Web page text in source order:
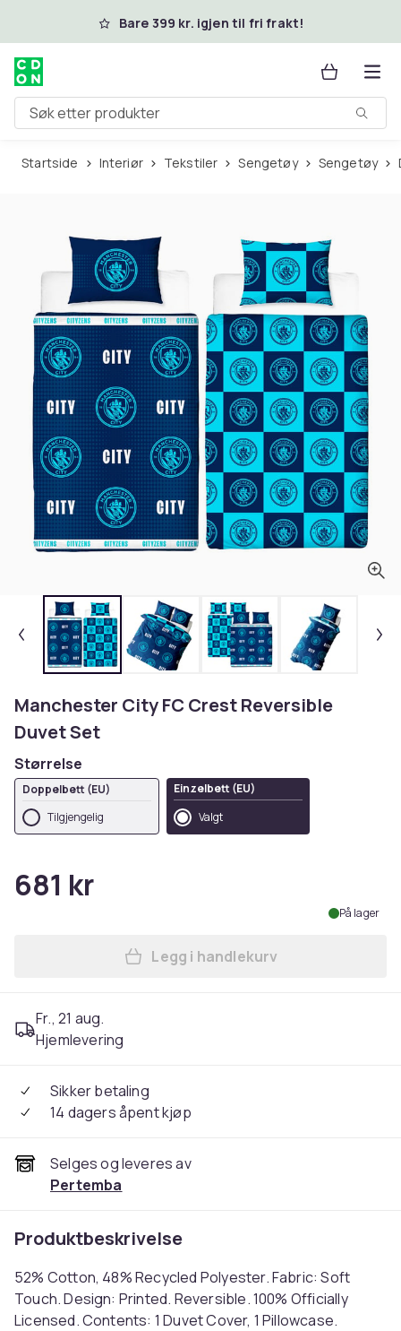
Hopp til hovedinnholdBare 399 kr. igjen til fri frakt!
Søk etter produkter
Startside Interiør Tekstiler Sengetøy Sengetøy
Manchester City FC Crest Reversible
Duvet Set
Størrelse
Doppelbett (EU)
Tilgjengelig
Einzelbett (EU)
Valgt
681 kr
På lager
Legg Manchester City FC
Legg i handlekurv
Fr., 21 aug.
Hjemlevering
Sikker betaling
14 dagers åpent kjøp
Selges og leveres av
Pertemba
Produktbeskrivelse
52% Cotton, 48% Recycled Polyester. Fabric: Soft
Touch. Design: Printed. Reversible. 100% Officially
Licensed. Contents: 1 Duvet Cover, 1 Pillowcase.